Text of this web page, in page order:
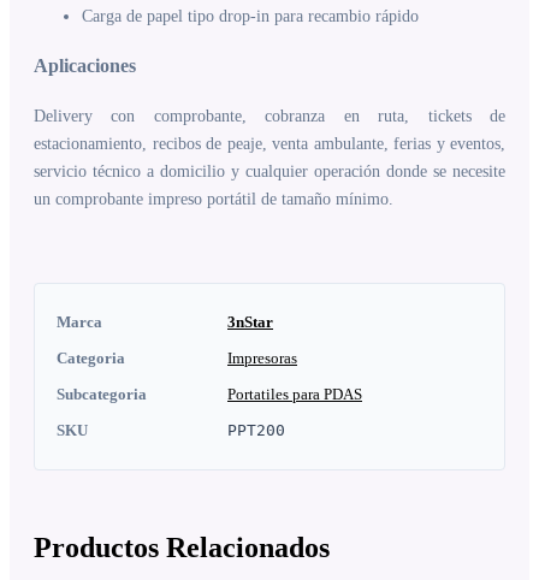
Carga de papel tipo drop-in para recambio rápido
Aplicaciones
Delivery con comprobante, cobranza en ruta, tickets de
estacionamiento, recibos de peaje, venta ambulante, ferias y eventos,
servicio técnico a domicilio y cualquier operación donde se necesite
un comprobante impreso portátil de tamaño mínimo.
Marca
3nStar
Categoria
Impresoras
Subcategoria
Portatiles para PDAS
SKU
PPT200
Productos Relacionados